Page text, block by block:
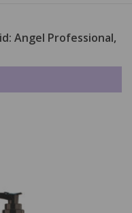
Angel Professional,